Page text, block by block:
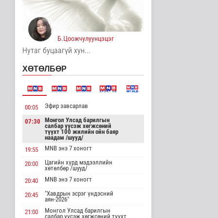
МҮОНРТ-ийн Үндэсний
зөвлөлийн даргаар
Н.Монсор д..
Нийгэм
8 цаг 39 минутын өмнө
хувийн тариф но..
Дэлхийд
8 цаг 44 минутын өмнө
6000 гаруй километр
зам туул..
Байгаль орчин
8 цаг 48 минутын өмнө
"ДЦС-3” ТӨХК-ийн нэн
шаардлагатай
“Турбингенерат..
8 цаг 2 минутын өмнө
“Цааснаас чөлөөлье”
Б.Цоожчулуунцэцэг
Нутаг буцаагүй хун...
ХӨТӨЛБӨР
00:05 Эфир завсарлав
07:30
Монгол Улсад барилгын
салбар үүсэж хөгжсөний
түүхт 100 жилийн ойн баяр
наадам /шууд/
19:55
MNB энэ 7 хоногт
20:00
Цагийн хүрд мэдээллийн
хөтөлбөр /шууд/
20:40
MNB энэ 7 хоногт
20:45
"Хавдрын эсрэг үндэсний
аян-2026"
21:00
Монгол Улсад барилгын
салбар үүсэж хөгжсөний түүхт